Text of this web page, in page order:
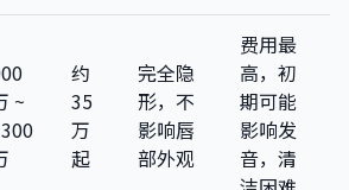
~
约
35
万
起
完全隐
形，不
影响唇
部外观
费用最
高，初
期可能
影响发
音，清